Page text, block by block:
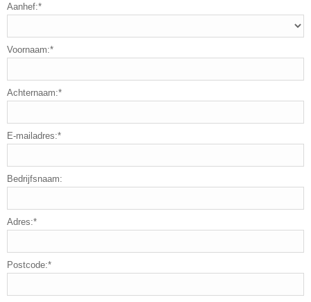
Aanhef:*
Voornaam:*
Achternaam:*
E-mailadres:*
Bedrijfsnaam:
Adres:*
Postcode:*